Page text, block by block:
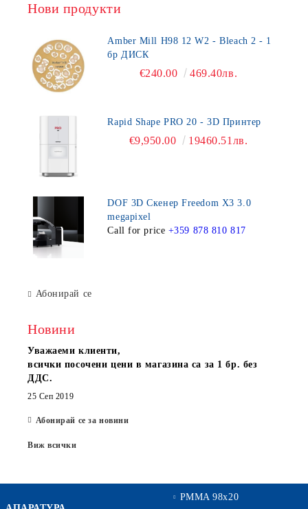
Нови продукти
Amber Mill H98 12 W2 - Bleach 2 - 1
бр ДИСК
€240.00 469.40лв.
Rapid Shape PRO 20 - 3D Принтер
€9,950.00 19460.51лв.
DOF 3D Скенер Freedom X3 3.0
megapixel
Call for price +359 878 810 817
Абонирай се
Новини
Уважаеми клиенти,
всички посочени цени в магазина са за 1 бр. без
ДДС.
25 Сеп 2019
Абонирай се за новини
Виж всички
PMMA 98x20